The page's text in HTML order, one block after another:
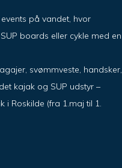
på vandet, hvor
boards eller cykle med en
svømmveste, handsker,
kajak og SUP udstyr –
i Roskilde (fra 1.maj til 1.